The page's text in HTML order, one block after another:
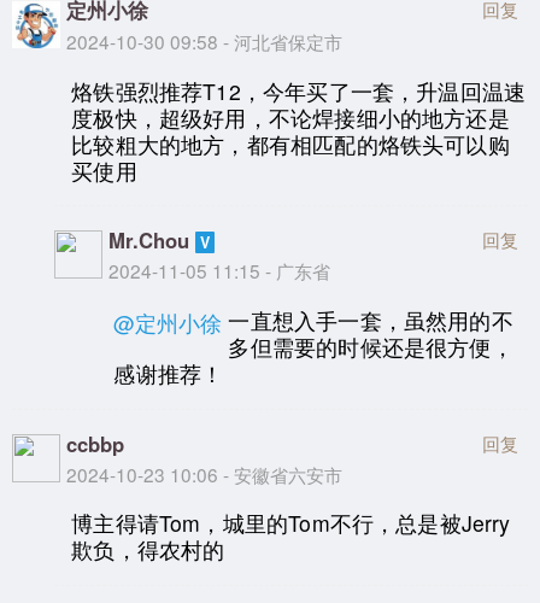
定州小徐
2024-10-30 09:58 - 河北省保定市
回复
烙铁强烈推荐T12，今年买了一套，升温回温速
度极快，超级好用，不论焊接细小的地方还是
比较粗大的地方，都有相匹配的烙铁头可以购
买使用
Mr.Chou
2024-11-05 11:15 - 广东省
回复
@定州小徐 一直想入手一套，虽然用的不
多但需要的时候还是很方便，
感谢推荐！
ccbbp
2024-10-23 10:06 - 安徽省六安市
回复
博主得请Tom，城里的Tom不行，总是被Jerry
欺负，得农村的